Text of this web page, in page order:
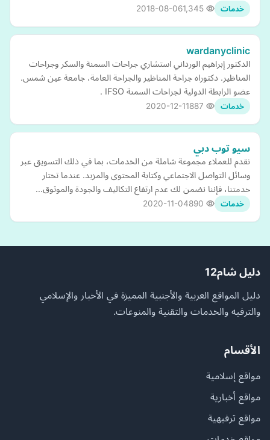
خدمات 2018-08-06
wardanyclinic
الدكتور إبراهيم الورداني استشاري جراحات السمنة والسكر وجراحات
المناظير. دكتوراه جراحة المناظير والجراحة العامة، جامعة عين شمس.
عضو الرابطة الدولية لجراحات السمنة IFSO .
خدمات 2020-12-11
سيو توب دبي
نقدم للعملاء مجموعة شاملة من الخدمات، بما في ذلك التسويق عبر
وسائل التواصل الاجتماعي وكتابة المحتوى والمزيد. عندما تختار
خدمتنا، فإننا نضمن لك عدم ارتفاع التكاليف والجودة والموثوق…
خدمات 2020-11-04
دليل شام12
دليل المواقع العربية والأجنبية المميزة في الأخبار والإسلامي
والترفيه والخدمات والتقنية والمنوعات.
الأقسام
مواقع إسلامية
مواقع أخبارية
مواقع ترفيهية